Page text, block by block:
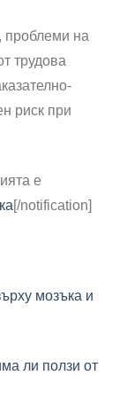
проблеми на
трудова
риск при
е
[/notification]
мозъка и
ли ползи от